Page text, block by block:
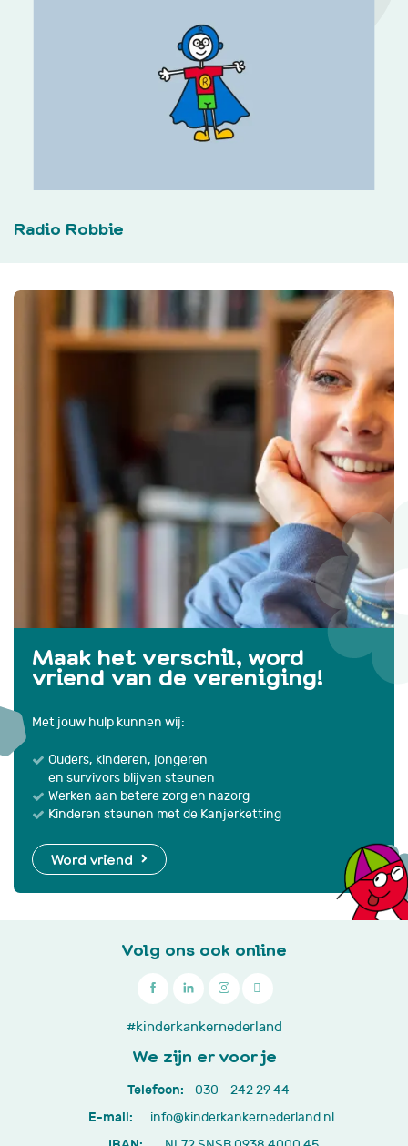
Radio Robbie
Maak het verschil, word
vriend van de vereniging!
Met jouw hulp kunnen wij:
Ouders, kinderen, jongeren
en survivors blijven steunen
Werken aan betere zorg en nazorg
Kinderen steunen met de Kanjerketting
Word vriend
Volg ons ook online

242
29
44
#kinderkankernederland
We zijn er voor je
Telefoon:
030 - 242 29 44
E-mail:
info@kinderkankernederland.nl